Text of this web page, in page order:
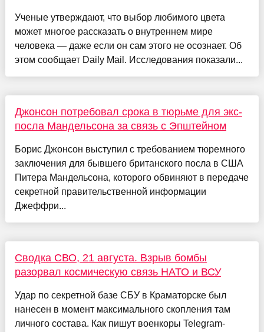
Ученые утверждают, что выбор любимого цвета
может многое рассказать о внутреннем мире
человека — даже если он сам этого не осознает. Об
этом сообщает Daily Mail. Исследования показали...
Джонсон потребовал срока в тюрьме для экс-
посла Мандельсона за связь с Эпштейном
Борис Джонсон выступил с требованием тюремного
заключения для бывшего британского посла в США
Питера Мандельсона, которого обвиняют в передаче
секретной правительственной информации
Джеффри...
Сводка СВО, 21 августа. Взрыв бомбы
разорвал космическую связь НАТО и ВСУ
Удар по секретной базе СБУ в Краматорске был
нанесен в момент максимального скопления там
личного состава. Как пишут военкоры Telegram-